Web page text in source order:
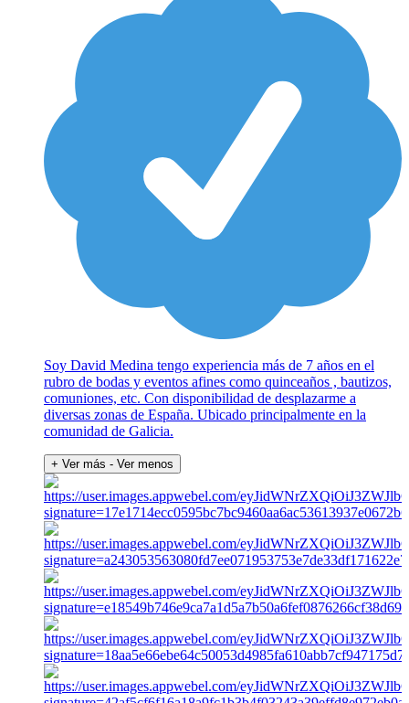
Soy David Medina tengo experiencia más de 7 años en el
rubro de bodas y eventos afines como quinceaños , bautizos,
comuniones, etc. Con disponibilidad de desplazarme a
diversas zonas de España. Ubicado principalmente en la
comunidad de Galicia.
+ Ver más - Ver menos